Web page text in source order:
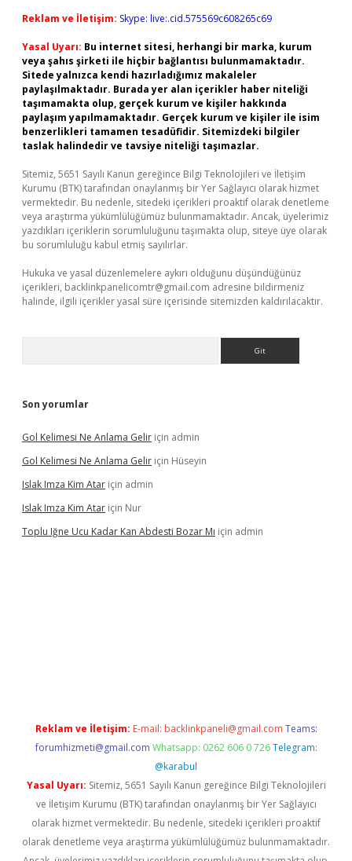
Reklam ve İletişim: Skype: live:.cid.575569c608265c69
Yasal Uyarı: Bu internet sitesi, herhangi bir marka, kurum
veya şahıs şirketi ile hiçbir bağlantısı bulunmamaktadır.
Sitede yalnızca kendi hazırladığımız makaleler
paylaşılmaktadır. Burada yer alan içerikler haber niteliği
taşımamakta olup, gerçek kurum ve kişiler hakkında
paylaşım yapılmamaktadır. Gerçek kurum ve kişiler ile isim
benzerlikleri tamamen tesadüfidir. Sitemizdeki bilgiler
taslak halindedir ve tavsiye niteliği taşımazlar.
Sitemiz, 5651 Sayılı Kanun gereğince Bilgi Teknolojileri ve İletişim
Kurumu (BTK) tarafından onaylanmış bir Yer Sağlayıcı olarak hizmet
vermektedir. Bu nedenle, sitedeki içerikleri proaktif olarak denetleme
veya araştırma yükümlülüğümüz bulunmamaktadır. Ancak, üyelerimiz
yazdıkları içeriklerin sorumluluğunu taşımakta olup, siteye üye olarak
bu sorumluluğu kabul etmiş sayılırlar.
Hukuka ve yasal düzenlemelere aykırı olduğunu düşündüğünüz
içerikleri, backlinkpanelicomtr@gmail.com adresine bildirmeniz
halinde, ilgili içerikler yasal süre içerisinde sitemizden kaldırılacaktır.
Son yorumlar
Gol Kelimesi Ne Anlama Gelir için admin
Gol Kelimesi Ne Anlama Gelir için Hüseyin
Islak Imza Kim Atar için admin
Islak Imza Kim Atar için Nur
Toplu Iğne Ucu Kadar Kan Abdesti Bozar Mı için admin
Reklam ve İletişim: E-mail: backlinkpaneli@gmail.com Teams:
forumhizmeti@gmail.com Whatsapp: 0262 606 0 726 Telegram:
@karabul
Yasal Uyarı: Sitemiz, 5651 Sayılı Kanun gereğince Bilgi Teknolojileri
ve İletişim Kurumu (BTK) tarafından onaylanmış bir Yer Sağlayıcı
olarak hizmet vermektedir. Bu nedenle, sitedeki içerikleri proaktif
olarak denetleme veya araştırma yükümlülüğümüz bulunmamaktadır.